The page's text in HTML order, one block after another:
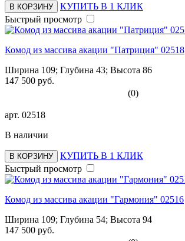
В КОРЗИНУ
КУПИТЬ В 1 КЛИК
Быстрый просмотр
Комод из массива акации "Патриция" 02518
Ширина 109; Глубина 43; Высота 86
147 500 руб.
(0)
арт. 02518
В наличии
В КОРЗИНУ
КУПИТЬ В 1 КЛИК
Быстрый просмотр
Комод из массива акации "Гармония" 02516
Ширина 109; Глубина 54; Высота 94
147 500 руб.